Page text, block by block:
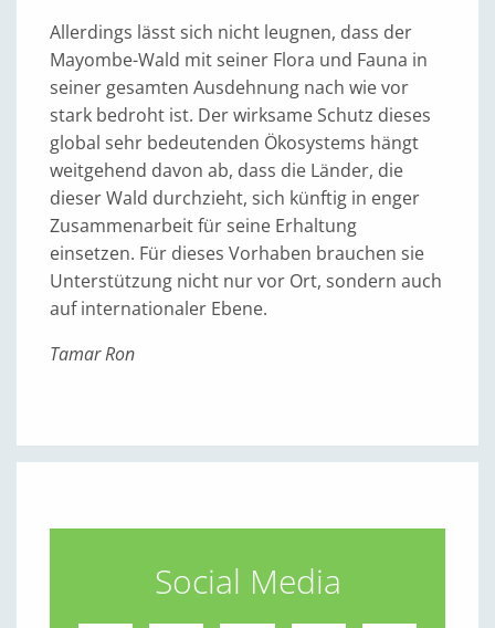
Allerdings lässt sich nicht leugnen, dass der
Mayombe-Wald mit seiner Flora und Fauna in
seiner gesamten Ausdehnung nach wie vor
stark bedroht ist. Der wirksame Schutz dieses
global sehr bedeutenden Ökosystems hängt
weitgehend davon ab, dass die Länder, die
dieser Wald durchzieht, sich künftig in enger
Zusammenarbeit für seine Erhaltung
einsetzen. Für dieses Vorhaben brauchen sie
Unterstützung nicht nur vor Ort, sondern auch
auf internationaler Ebene.
Tamar Ron
Social Media